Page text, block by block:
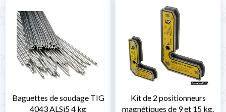
Baguettes de soudage TIG
4043 ALSi5 4 kg
Kit de 2 positionneurs
magnétiques de 9 et 15 kg.